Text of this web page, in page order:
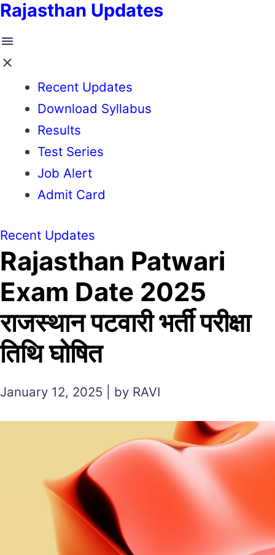
Rajasthan Updates
Recent Updates
Download Syllabus
Results
Test Series
Job Alert
Admit Card
Recent Updates
Rajasthan Patwari
Exam Date 2025
राजस्थान पटवारी भर्ती परीक्षा
तिथि घोषित
January 12, 2025 | by RAVI